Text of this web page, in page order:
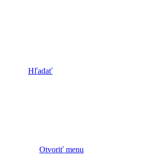
Hľadať
Otvoriť menu